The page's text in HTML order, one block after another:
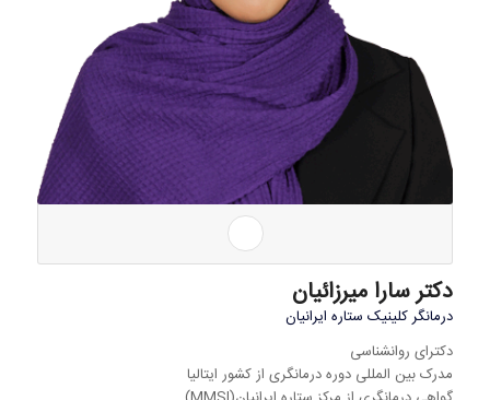
دکتر سارا میرزائیان
درمانگر کلینیک ستاره ایرانیان
دکترای روانشناسی
مدرک بین المللی دوره درمانگری از کشور ایتالیا